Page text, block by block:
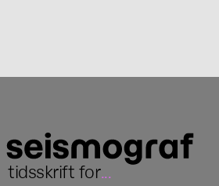
tidsskrift for...